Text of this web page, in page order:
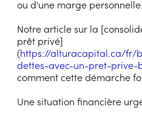
ou d'une marge personnelle.
Notre article sur la
prêt privé]
(https://alturacapital.ca/fr/
dettes-avec-un-pret-prive-
comment cette démarche
Une situation financière